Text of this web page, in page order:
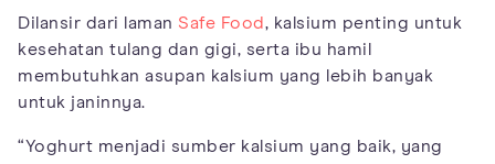
Dilansir dari laman Safe Food, kalsium penting untuk
kesehatan tulang dan gigi, serta ibu hamil
membutuhkan asupan kalsium yang lebih banyak
untuk janinnya.
“Yoghurt menjadi sumber kalsium yang baik, yang